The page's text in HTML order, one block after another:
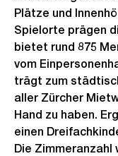
Plätze und
Spielorte prägen
bietet rund 875
vom
trägt zum
aller Zürcher
Hand zu haben.
einen
Die Zimmeranzahl